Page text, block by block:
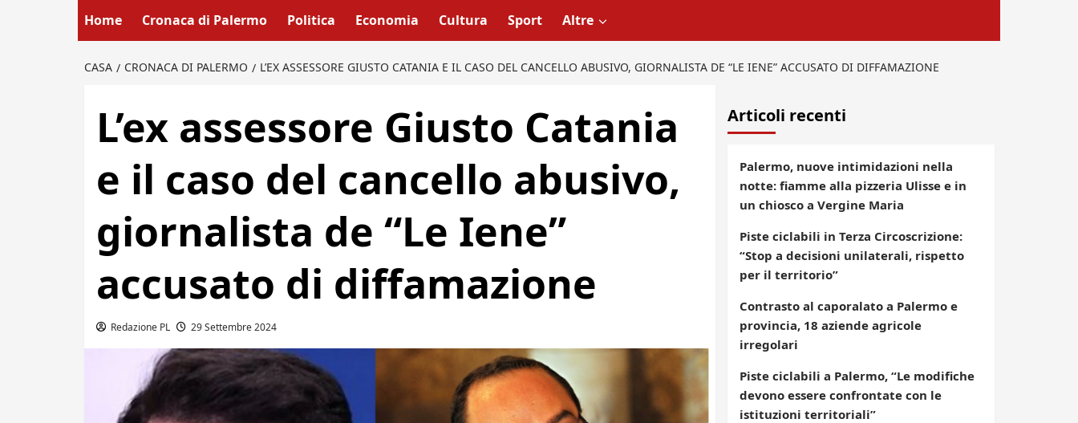
Home Cronaca di Palermo Politica Economia Cultura Sport Altre
CASA CRONACA DI PALERMO L’EX ASSESSORE GIUSTO CATANIA E IL CASO DEL CANCELLO ABUSIVO, GIORNALISTA DE “LE IENE” ACCUSATO DI DIFFAMAZIONE
L’ex assessore Giusto Catania
e il caso del cancello abusivo,
giornalista de “Le Iene”
accusato di diffamazione
Redazione PL 29 Settembre 2024
Articoli recenti
Palermo, nuove intimidazioni nella
notte: fiamme alla pizzeria Ulisse e in
un chiosco a Vergine Maria
Piste ciclabili in Terza Circoscrizione:
“Stop a decisioni unilaterali, rispetto
per il territorio”
Contrasto al caporalato a Palermo e
provincia, 18 aziende agricole
irregolari
Piste ciclabili a Palermo, “Le modifiche
devono essere confrontate con le
istituzioni territoriali”